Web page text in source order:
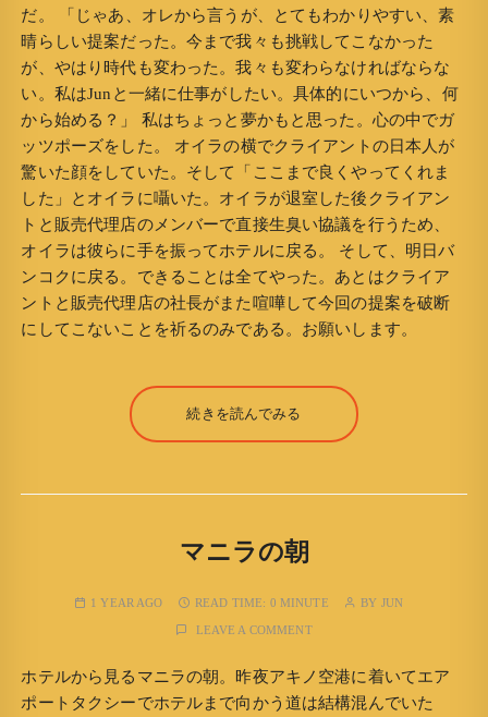
だ。 「じゃあ、オレから言うが、とてもわかりやすい、素
晴らしい提案だった。今まで我々も挑戦してこなかった
が、やはり時代も変わった。我々も変わらなければならな
い。私はJunと一緒に仕事がしたい。具体的にいつから、何
から始める？」 私はちょっと夢かもと思った。心の中でガ
ッツポーズをした。 オイラの横でクライアントの日本人が
驚いた顔をしていた。そして「ここまで良くやってくれま
した」とオイラに囁いた。オイラが退室した後クライアン
トと販売代理店のメンバーで直接生臭い協議を行うため、
オイラは彼らに手を振ってホテルに戻る。 そして、明日バ
ンコクに戻る。できることは全てやった。あとはクライア
ントと販売代理店の社長がまた喧嘩して今回の提案を破断
にしてこないことを祈るのみである。お願いします。
続きを読んでみる
マニラの朝
1 YEAR AGO READ TIME: 0 MINUTE BY JUN
LEAVE A COMMENT
ホテルから見るマニラの朝。昨夜アキノ空港に着いてエア
ポートタクシーでホテルまで向かう道は結構混んでいた